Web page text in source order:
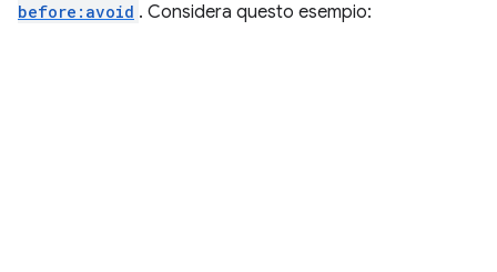
before:avoid . Considera questo esempio: